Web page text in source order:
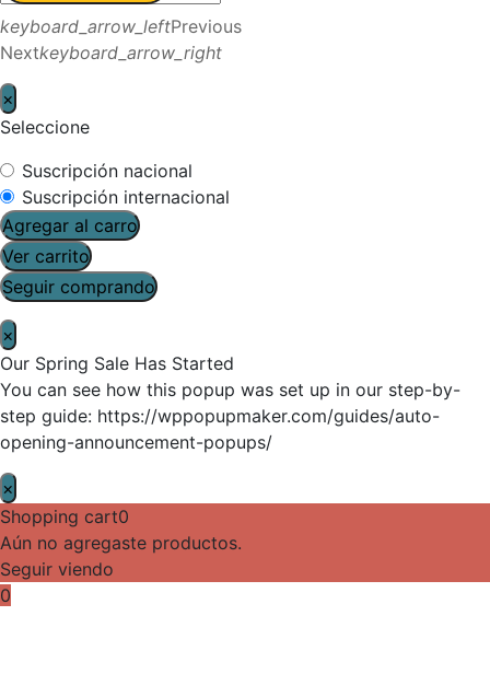
keyboard_arrow_leftPrevious
Nextkeyboard_arrow_right
×
Seleccione
Suscripción nacional
Suscripción internacional
Agregar al carro
Ver carrito
Seguir comprando
×
Our Spring Sale Has Started
You can see how this popup was set up in our step-by-
step guide: https://wppopupmaker.com/guides/auto-
opening-announcement-popups/
×
Shopping cart0
Aún no agregaste productos.
Seguir viendo
0